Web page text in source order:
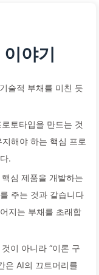
야기
술적 부채를 미친 듯
토타입을 만드는 것
해야 하는 핵심 프로
.
심 제품을 개발하는
주는 것과 같습니다
지는 부채를 초래합
이 아니라 “이론 구
은 AI의 끄트머리를